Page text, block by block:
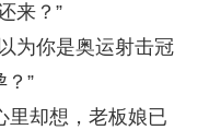
来？”
为你是奥运射击冠
”
却想，老板娘已